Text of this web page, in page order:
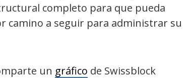
completo para que pueda
camino a seguir para administrar su
un gráfico de Swissblock